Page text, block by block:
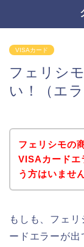
VISAカード
フェリシ
い！（エ
フェリシモの
VISAカードエ
う方はいませ
もしも、フェ
ードエラーが